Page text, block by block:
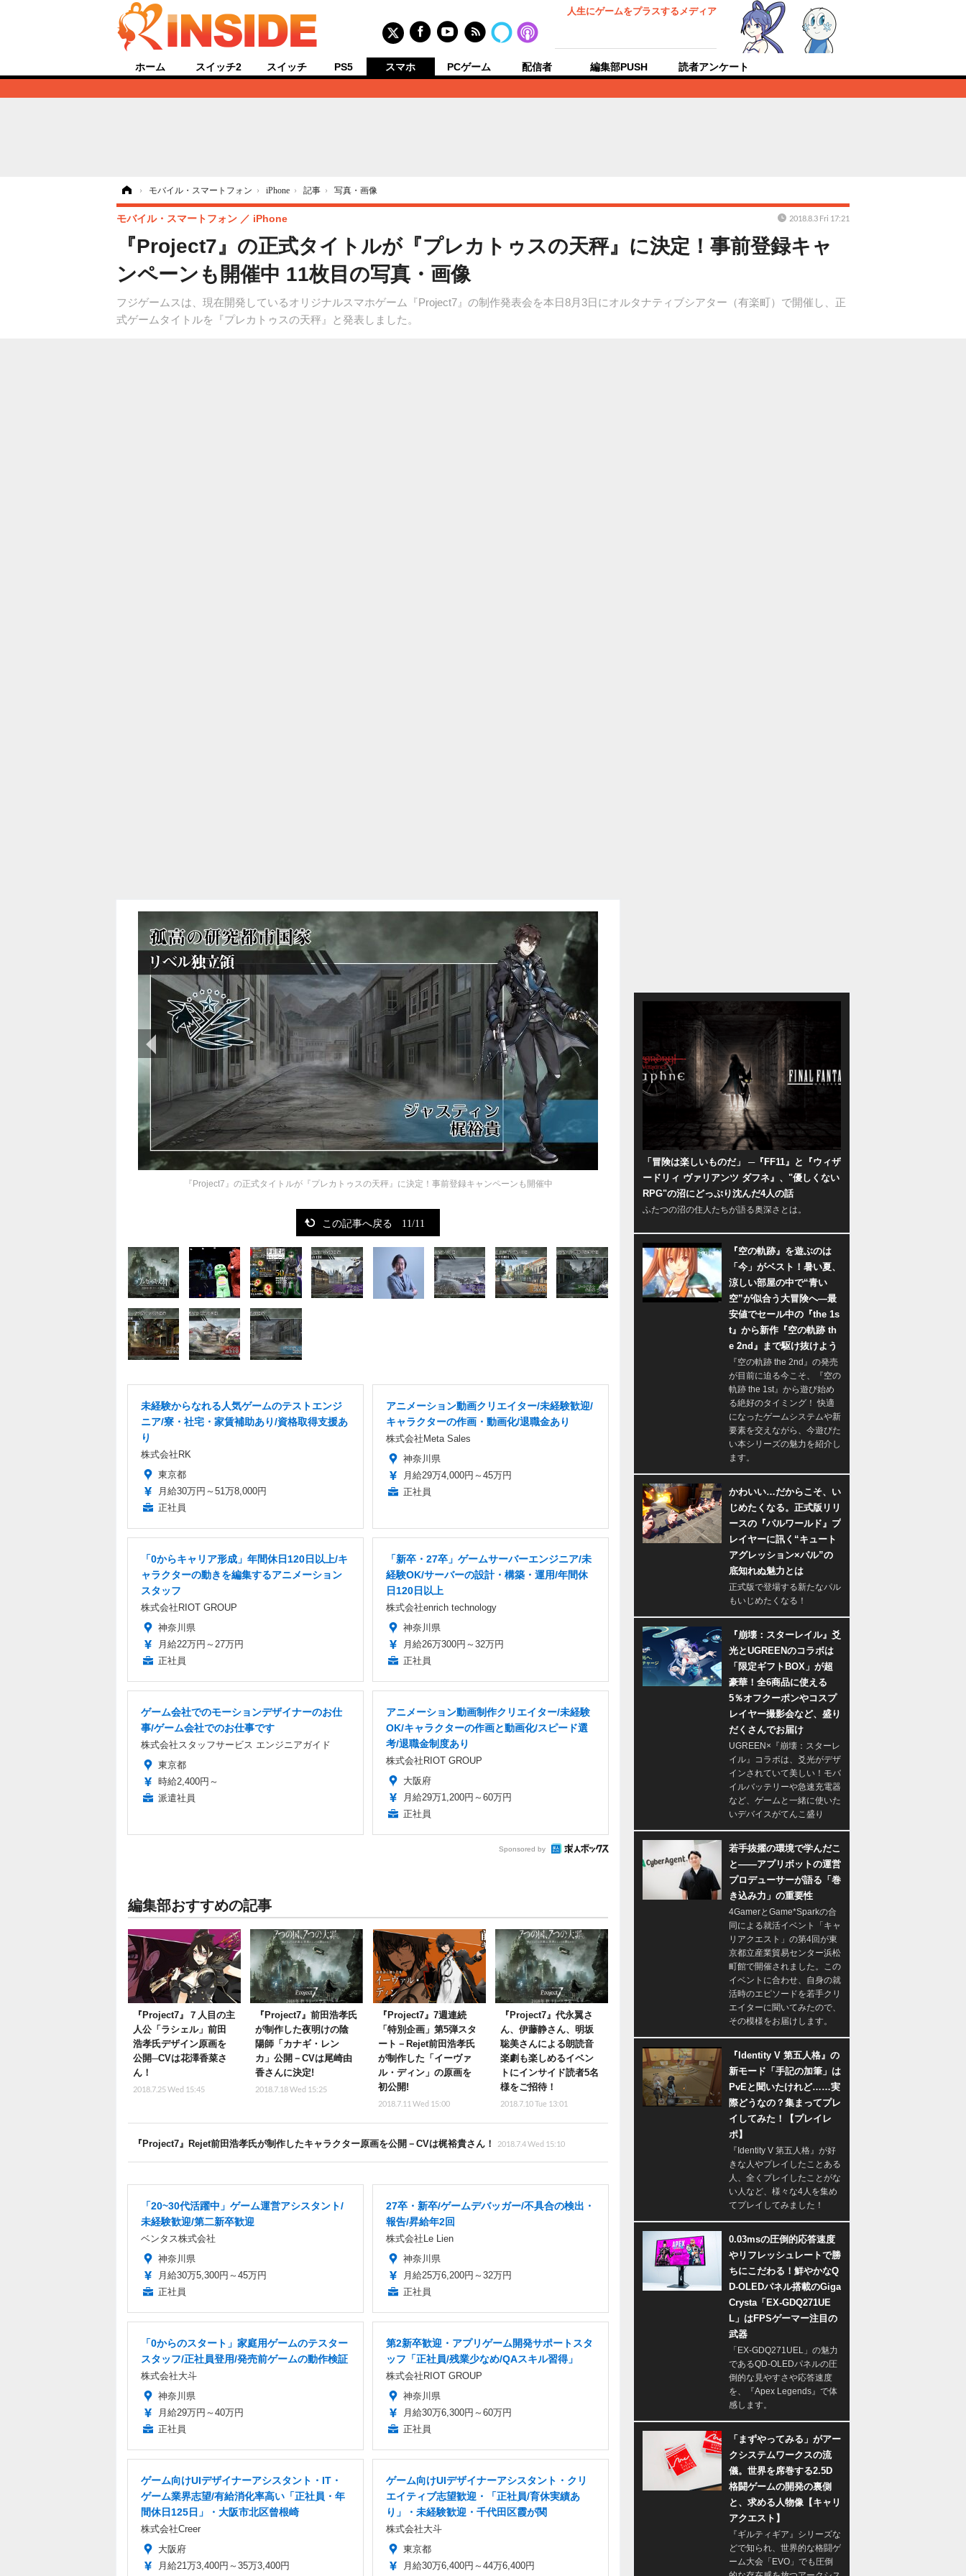
人生にゲームをプラスするメディア
ホーム スイッチ2 スイッチ PS5 スマホ PCゲーム 配信者 編集部PUSH 読者アンケート
› モバイル・スマートフォン › iPhone › 記事 › 写真・画像
『Project7』の正式タイトルが『プレカトゥスの天秤』に決定！事前登録キャ
ンペーンも開催中 11枚目の写真・画像
フジゲームスは、現在開発しているオリジナルスマホゲーム『Project7』の制作発表会を本日8月3日にオルタナティブシアター（有楽町）で開催し、正
式ゲームタイトルを『プレカトゥスの天秤』と発表しました。
モバイル・スマートフォン iPhone 2018.8.3 Fri 17:21
『Project7』の正式タイトルが『プレカトゥスの天秤』に決定！事前登録キャンペーンも開催中
この記事へ戻る 11/11
未経験からなれる人気ゲームのテストエンジ
ニア/寮・社宅・家賃補助あり/資格取得支援あ
り
株式会社RK
東京都
月給30万円～51万8,000円
正社員
アニメーション動画クリエイター/未経験歓迎/
キャラクターの作画・動画化/退職金あり
株式会社Meta Sales
神奈川県
月給29万4,000円～45万円
正社員
「0からキャリア形成」年間休日120日以上/キ
ャラクターの動きを編集するアニメーション
スタッフ
株式会社RIOT GROUP
神奈川県
月給22万円～27万円
正社員
「新卒・27卒」ゲームサーバーエンジニア/未
経験OK/サーバーの設計・構築・運用/年間休
日120日以上
株式会社enrich technology
神奈川県
月給26万300円～32万円
正社員
ゲーム会社でのモーションデザイナーのお仕
事/ゲーム会社でのお仕事です
株式会社スタッフサービス エンジニアガイド
東京都
時給2,400円～
派遣社員
アニメーション動画制作クリエイター/未経験
OK/キャラクターの作画と動画化/スピード選
考/退職金制度あり
株式会社RIOT GROUP
大阪府
月給29万1,200円～60万円
正社員
Sponsored by
編集部おすすめの記事
『Project7』７人目の主
人公「ラシェル」前田
浩孝氏デザイン原画を
公開─CVは花澤香菜さ
ん！
2018.7.25 Wed 15:45
『Project7』前田浩孝氏
が制作した夜明けの陰
陽師「カナギ・レン
カ」公開－CVは尾崎由
香さんに決定!
2018.7.18 Wed 15:25
『Project7』7週連続
「特別企画」第5弾スタ
ート－Rejet前田浩孝氏
が制作した「イーヴァ
ル・ディン」の原画を
初公開!
2018.7.11 Wed 15:00
『Project7』代永翼さ
ん、伊藤静さん、明坂
聡美さんによる朗読音
楽劇も楽しめるイベン
トにインサイド読者5名
様をご招待！
2018.7.10 Tue 13:01
『Project7』Rejet前田浩孝氏が制作したキャラクター原画を公開－CVは梶裕貴さん！ 2018.7.4 Wed 15:10
「20~30代活躍中」ゲーム運営アシスタント/
未経験歓迎/第二新卒歓迎
ベンタス株式会社
神奈川県
月給30万5,300円～45万円
正社員
27卒・新卒/ゲームデバッガー/不具合の検出・
報告/昇給年2回
株式会社Le Lien
神奈川県
月給25万6,200円～32万円
正社員
「0からのスタート」家庭用ゲームのテスター
スタッフ/正社員登用/発売前ゲームの動作検証
株式会社大斗
神奈川県
月給29万円～40万円
正社員
第2新卒歓迎・アプリゲーム開発サポートスタ
ッフ「正社員/残業少なめ/QAスキル習得」
株式会社RIOT GROUP
神奈川県
月給30万6,300円～60万円
正社員
ゲーム向けUIデザイナーアシスタント・IT・
ゲーム業界志望/有給消化率高い「正社員・年
間休日125日」・大阪市北区曾根崎
株式会社Creer
大阪府
月給21万3,400円～35万3,400円
ゲーム向けUIデザイナーアシスタント・クリ
エイティブ志望歓迎・「正社員/育休実績あ
り」・未経験歓迎・千代田区霞が関
株式会社大斗
東京都
月給30万6,400円～44万6,400円
「冒険は楽しいものだ」 ─『FF11』と『ウィザ
ードリィ ヴァリアンツ ダフネ』、"優しくない
RPG"の沼にどっぷり沈んだ4人の話
ふたつの沼の住人たちが語る奥深さとは。
『空の軌跡』を遊ぶのは
「今」がベスト！暑い夏、
涼しい部屋の中で“青い
空”が似合う大冒険へ―最
安値でセール中の『the 1s
t』から新作『空の軌跡 th
e 2nd』まで駆け抜けよう
『空の軌跡 the 2nd』の発売
が目前に迫る今こそ、『空の
軌跡 the 1st』から遊び始め
る絶好のタイミング！ 快適
になったゲームシステムや新
要素を交えながら、今遊びた
い本シリーズの魅力を紹介し
ます。
かわいい…だからこそ、い
じめたくなる。正式版リリ
ースの『パルワールド』プ
レイヤーに訊く“キュート
アグレッション×パル”の
底知れぬ魅力とは
正式版で登場する新たなパル
もいじめたくなる！
『崩壊：スターレイル』爻
光とUGREENのコラボは
「限定ギフトBOX」が超
豪華！全6商品に使える
5％オフクーポンやコスプ
レイヤー撮影会など、盛り
だくさんでお届け
UGREEN×『崩壊：スターレ
イル』コラボは、爻光がデザ
インされていて美しい！モバ
イルバッテリーや急速充電器
など、ゲームと一緒に使いた
いデバイスがてんこ盛り
若手抜擢の環境で学んだこ
と――アプリボットの運営
プロデューサーが語る「巻
き込み力」の重要性
4GamerとGame*Sparkの合
同による就活イベント「キャ
リアクエスト」の第4回が東
京都立産業貿易センター浜松
町館で開催されました。この
イベントに合わせ、自身の就
活時のエピソードを若手クリ
エイターに聞いてみたので、
その模様をお届けします。
『Identity V 第五人格』の
新モード「手記の加筆」は
PvEと聞いたけれど……実
際どうなの？集まってプレ
イしてみた！【プレイレ
ポ】
『Identity V 第五人格』が好
きな人やプレイしたことある
人、全くプレイしたことがな
い人など、様々な4人を集め
てプレイしてみました！
0.03msの圧倒的応答速度
やリフレッシュレートで勝
ちにこだわる！鮮やかなQ
D-OLEDパネル搭載のGiga
Crysta「EX-GDQ271UE
L」はFPSゲーマー注目の
武器
「EX-GDQ271UEL」の魅力
であるQD-OLEDパネルの圧
倒的な見やすさや応答速度
を、『Apex Legends』で体
感します。
「まずやってみる」がアー
クシステムワークスの流
儀。世界を席巻する2.5D
格闘ゲームの開発の裏側
と、求める人物像【キャリ
アクエスト】
『ギルティギア』シリーズな
どで知られ、世界的な格闘ゲ
ーム大会「EVO」でも圧倒